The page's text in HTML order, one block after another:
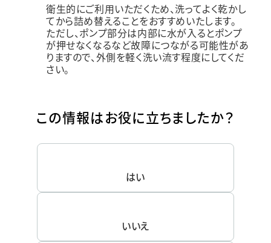
衛生的にご利用いただくため、洗ってよく乾かし
てから詰め替えることをおすすめいたします。
ただし、ポンプ部分は内部に水が入るとポンプ
が押せなくなるなど故障につながる可能性があ
りますので、外側を軽く洗い流す程度にしてくだ
さい。
この情報はお役に立ちましたか？
はい
いいえ